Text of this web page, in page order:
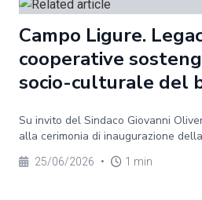
Campo Ligure.
cooperative
socio-culturale del
Su invito del Sindaco Giovanni
alla cerimonia di inaugurazione
25/06/2026 • 1 min